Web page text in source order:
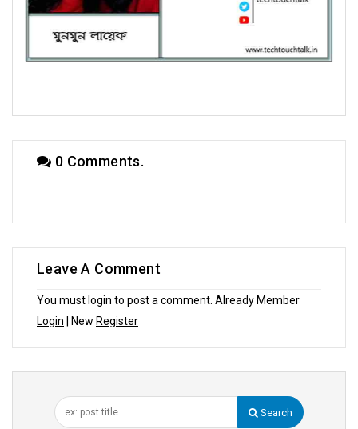
0 Comments.
Leave A Comment
You must login to post a comment. Already Member
Login | New Register
Search